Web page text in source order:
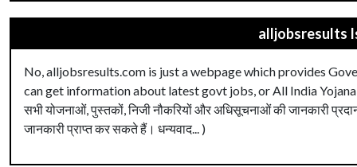
alljobsresults
No, alljobsresults.com is just a webpage which provides
can get information about latest govt jobs, or All India Yojana
सभी योजनाओं, पुस्तकों, निजी नौकरियों और अधिसूचनाओं की जानकारी
जानकारी प्राप्त कर सकते हैं। धन्यवाद... )